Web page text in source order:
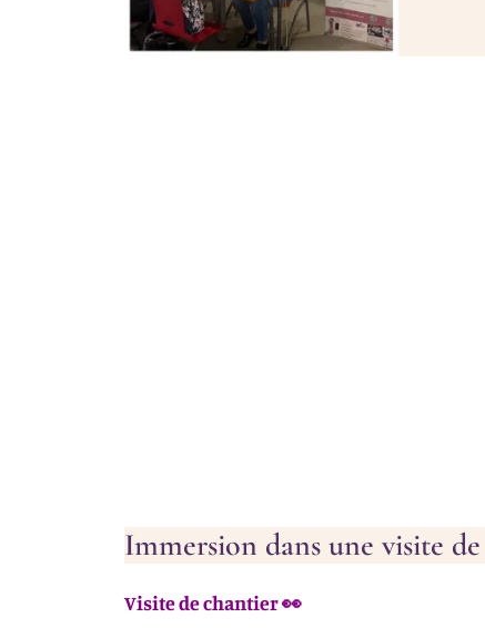
Immersion dans une visite
Visite de chantier 👀